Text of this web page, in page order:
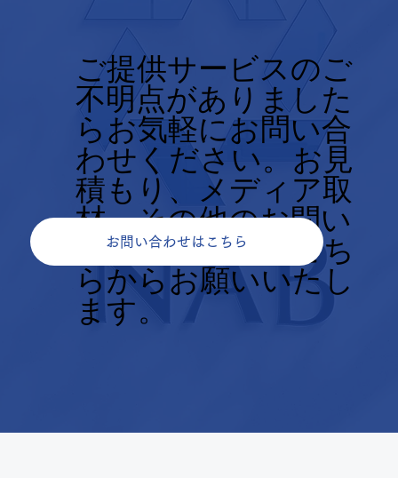
ご提供サービスのご
不明点がありました
らお気軽にお問い合
わせください。お見
積もり、メディア取
材、その他のお問い
合せについてもこち
らからお願いいたし
ます。
お問い合わせはこちら